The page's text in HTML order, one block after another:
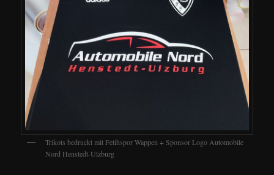
Trikots bedruckt mit Fetihspor Wappen + Sponsor Logo Automobile
Nord Henstedt-Ulzburg